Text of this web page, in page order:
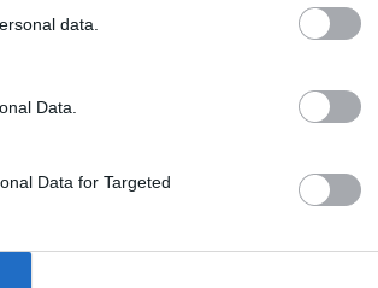
data.
Data.
Data for Targeted
„Roți Legendare”
pentru toate